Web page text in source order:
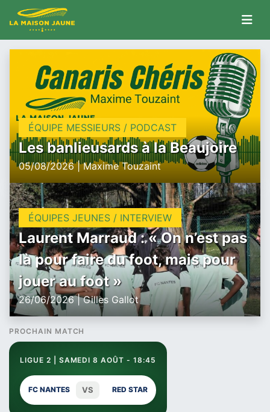
ÉQUIPE MESSIEURS / PODCAST
Les banlieusards à la Beaujoire
05/08/2026 | Maxime Touzaint
ÉQUIPES JEUNES / INTERVIEW
Laurent Marraud : « On n’est pas
là pour faire du foot, mais pour
jouer au foot »
26/06/2026 | Gilles Gallot
PROCHAIN MATCH
LIGUE 2 | SAMEDI 8 AOÛT - 18:45
FC NANTES VS RED STAR